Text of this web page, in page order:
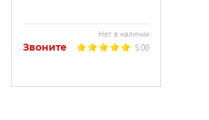
Нет в наличии
Звоните 5.00